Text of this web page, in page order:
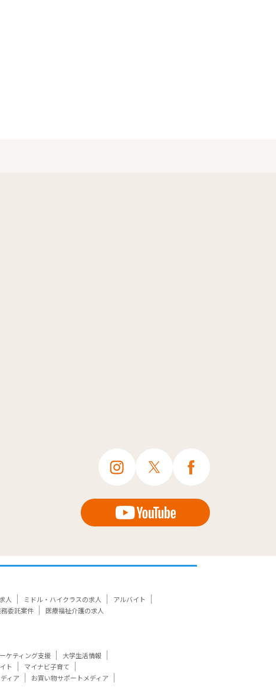
人 ミドル・ハイクラスの求人
アルバイト
委託案件 医療福祉介護の求人
ケティング支援
大学生活情報
ト
マイナビ子育て
ィア
お買い物サポートメディア